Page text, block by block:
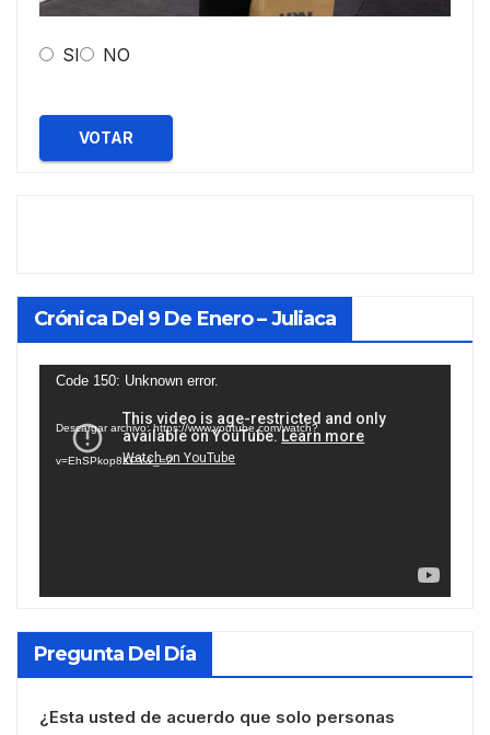
SI NO
VOTAR
Crónica Del 9 De Enero – Juliaca
Reproductor
vídeo
Code 150: Unknown error.
Descargar archivo: https://www.youtube.com/watch?
v=EhSPkop8KPY&_=2
Pregunta Del Día
¿Esta usted de acuerdo que solo personas